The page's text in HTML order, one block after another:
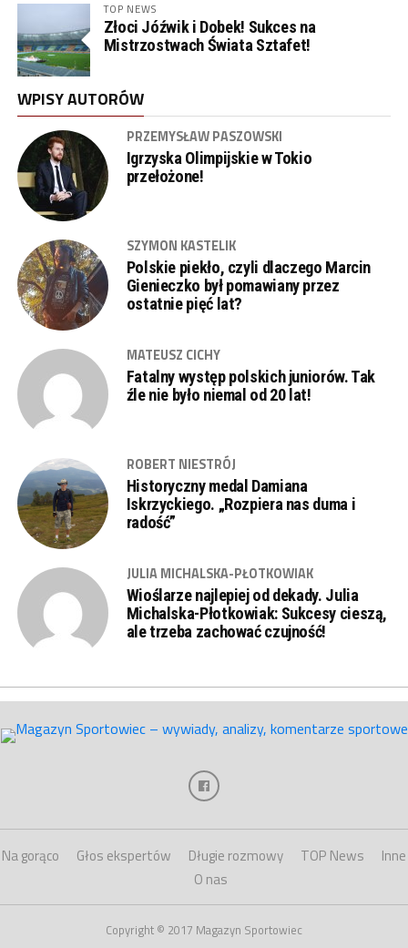
TOP NEWS
Złoci Jóźwik i Dobek! Sukces na
Mistrzostwach Świata Sztafet!
WPISY AUTORÓW
PRZEMYSŁAW PASZOWSKI
Igrzyska Olimpijskie w Tokio
przełożone!
SZYMON KASTELIK
Polskie piekło, czyli dlaczego Marcin
Gienieczko był pomawiany przez
ostatnie pięć lat?
MATEUSZ CICHY
Fatalny występ polskich juniorów. Tak
źle nie było niemal od 20 lat!
ROBERT NIESTRÓJ
Historyczny medal Damiana
Iskrzyckiego. „Rozpiera nas duma i
radość”
JULIA MICHALSKA-PŁOTKOWIAK
Wioślarze najlepiej od dekady. Julia
Michalska-Płotkowiak: Sukcesy cieszą,
ale trzeba zachować czujność!
Na gorąco Głos ekspertów Długie rozmowy TOP News
Inne
O nas
Copyright © 2017 Magazyn Sportowiec